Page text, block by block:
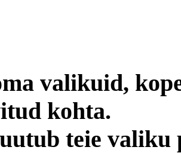
valikuid,
kohta.
teie valiku